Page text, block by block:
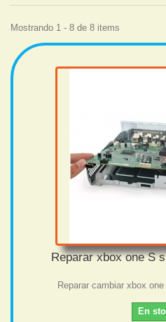
Mostrando 1 - 8 de 8 items
Reparar xbox one S
Reparar cambiar xbox
En